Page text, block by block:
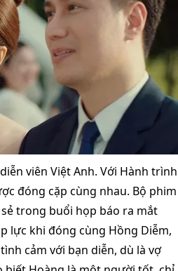
viên Việt Anh. Với Hành trình
đóng cặp cùng nhau. Bộ phim
trong buổi họp báo ra mắt
lực khi đóng cùng Hồng Diễm,
cảm với bạn diễn, dù là vợ